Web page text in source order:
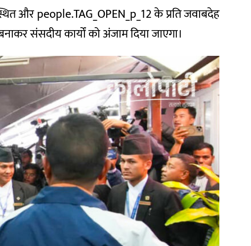
और people.TAG_OPEN_p_12 के प्रति जवाबदेह
संसदीय कार्यों को अंजाम दिया जाएगा।